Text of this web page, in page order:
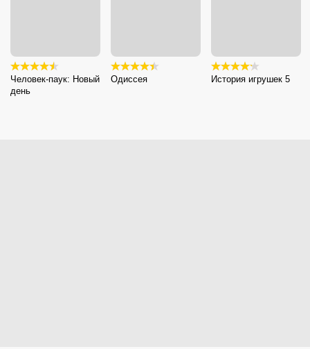
Человек-паук: Новый
день
Одиссея История игрушек 5